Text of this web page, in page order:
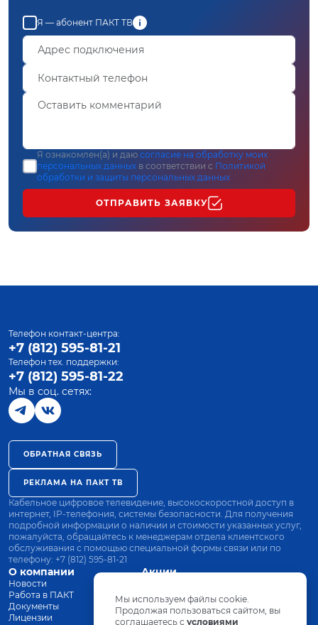
Я — абонент ПАКТ ТВ
Я ознакомлен(а) и даю согласие на обработку моих
персональных данных в соответствии с Политикой
обработки и защиты персональных данных
ОТПРАВИТЬ ЗАЯВКУ
О компании
Новости
Работа в ПАКТ
Документы
Лицензии
Акции
Оплата
Оборудование
Телефон контакт-центра:
+7 (812) 595-81-21
Телефон тех. поддержки:
+7 (812) 595-81-22
Мы в соц. сетях:
ОБРАТНАЯ СВЯЗЬ
РЕКЛАМА НА ПАКТ ТВ
Кабельное цифровое телевидение, высокоскоростной доступ в
интернет, IP-телефония, системы безопасности. Для получения
подробной информации о наличии и стоимости указанных услуг,
пожалуйста, обращайтесь к менеджерам отдела клиентского
обслуживания с помощью специальной формы связи или по
телефону: +7 (812) 595-81-21
Мы используем файлы cookie.
Продолжая пользоваться сайтом, вы
соглашаетесь с условиями